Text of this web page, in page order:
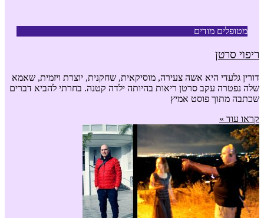
מטופלים מודים
ריפוי סרטן
דורין גלעדי היא אשה צעירה, מוסיקאית, שחקנית, יוצרת ויזמית, שאמא
שלה נפטרה עקב סרטן ריאות בהיותה ילדה קטנה. בחרתי להביא דברים
שכתבה מתוך פוסט אמיץ
קראו עוד »